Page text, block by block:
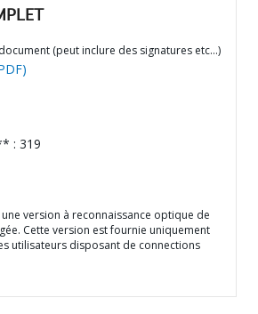
(peut inclure des signatures etc…)
: 319
version à reconnaissance optique de
Cette version est fournie uniquement
utilisateurs disposant de connections